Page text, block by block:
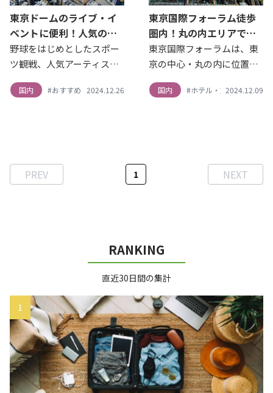
リ...
のでき...
東京ドームのライブ・イ
ベントに便利！人気の徒
歩圏内ホテル6選！
野球をはじめとしたスポー
ツ観戦、人気アーティスト
イベントが数多く行われる
ミューズメント施設が盛り
だくさん。今回は東京ドー
国内 #おすすめスポット #ホテル・旅館
2024.12.26
東京国際フォーラム徒歩
圏内！丸の内エリアで楽
しむおすすめホテル６選
東京国際フォーラムは、東
京の中心・丸の内に位置す
化施設。 個性豊かなホール
国内 #ホテル・旅館2024.12.09
PREV 1 NEXT
RANKING
直近30日間の集計
1